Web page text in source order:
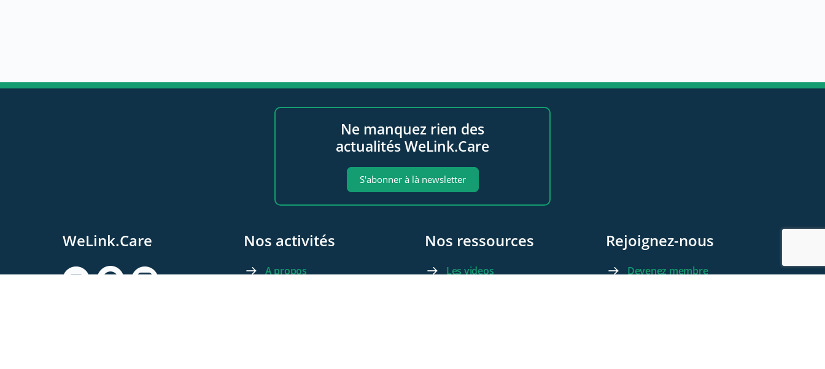
Ne manquez rien des
actualités WeLink.Care
S'abonner à là newsletter
WeLink.Care Nos activités
A propos
Nos ressources
Les videos
Rejoignez-nous
Devenez membre